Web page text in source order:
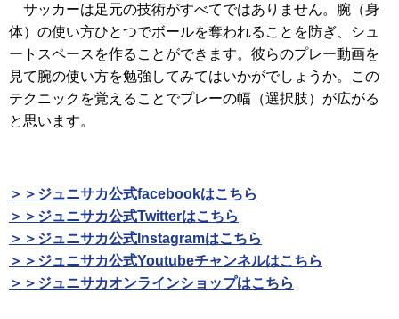
サッカーは足元の技術がすべてではありません。腕（身
体）の使い方ひとつでボールを奪われることを防ぎ、シュ
ートスペースを作ることができます。彼らのプレー動画を
見て腕の使い方を勉強してみてはいかがでしょうか。この
テクニックを覚えることでプレーの幅（選択肢）が広がる
と思います。
＞＞ジュニサカ公式facebookはこちら
＞＞ジュニサカ公式Twitterはこちら
＞＞ジュニサカ公式Instagramはこちら
＞＞ジュニサカ公式Youtubeチャンネルはこちら
＞＞ジュニサカオンラインショップはこちら